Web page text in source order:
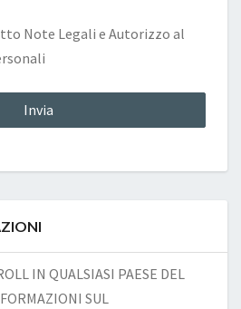
Note Legali e Autorizzo al
IN QUALSIASI PAESE DEL
SUL